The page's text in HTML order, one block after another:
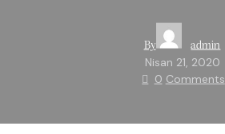
By admin
Nisan 21, 2020
0 Comments